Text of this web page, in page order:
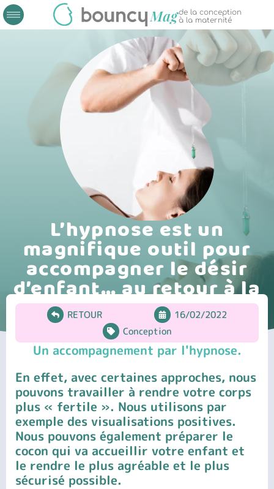
de la conception
à la maternité
L’hypnose est un
magnifique outil pour
accompagner le désir
d’enfant… au retour à la
maison
RETOUR
16/02/2022
Conception
Un accompagnement par l'hypnose.
En effet, avec certaines approches, nous
pouvons travailler à rendre votre corps
plus « fertile ». Nous utilisons par
exemple des visualisations positives.
Nous pouvons également préparer le
cocon qui va accueillir votre enfant et
le rendre le plus agréable et le plus
sécurisé possible.